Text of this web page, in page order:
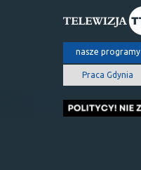
nasze programy
Praca Gdynia